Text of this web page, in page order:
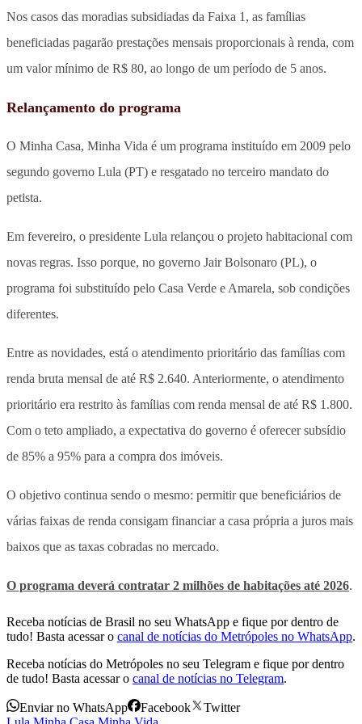
Nos casos das moradias subsidiadas da Faixa 1, as famílias
beneficiadas pagarão prestações mensais proporcionais à renda, com
um valor mínimo de R$ 80, ao longo de um período de 5 anos.
Relançamento do programa
O Minha Casa, Minha Vida é um programa instituído em 2009 pelo
segundo governo Lula (PT) e resgatado no terceiro mandato do
petista.
Em fevereiro, o presidente Lula relançou o projeto habitacional com
novas regras. Isso porque, no governo Jair Bolsonaro (PL), o
programa foi substituído pelo Casa Verde e Amarela, sob condições
diferentes.
Entre as novidades, está o atendimento prioritário das famílias com
renda bruta mensal de até R$ 2.640. Anteriormente, o atendimento
prioritário era restrito às famílias com renda mensal de até R$ 1.800.
Com o teto ampliado, a expectativa do governo é oferecer subsídio
de 85% a 95% para a compra dos imóveis.
O objetivo continua sendo o mesmo: permitir que beneficiários de
várias faixas de renda consigam financiar a casa própria a juros mais
baixos que as taxas cobradas no mercado.
O programa deverá contratar 2 milhões de habitações até 2026.
Receba notícias de Brasil no seu WhatsApp e fique por dentro de
tudo! Basta acessar o canal de notícias do Metrópoles no WhatsApp.
Receba notícias do Metrópoles no seu Telegram e fique por dentro
de tudo! Basta acessar o canal de notícias no Telegram.
Enviar no WhatsApp Facebook
Twitter